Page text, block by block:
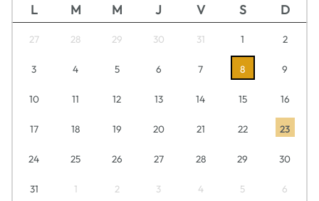
L M M J V S D
27 28 29 30 31 1 2
3 4 5 6 7 8 9
10 11 12 13 14 15 16
17 18 19 20 21 22 23
24 25 26 27 28 29 30
31 1 2 3 4 5 6